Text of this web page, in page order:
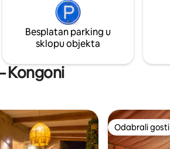
Crescent
& dining at
Toliko toga za
Besplatan parking u
sklopu objekta
Kongoni
Odabrali gosti
Odabrali gosti